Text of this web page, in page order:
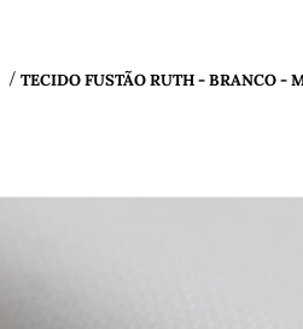
TECIDO FUSTÃO RUTH - BRANCO -